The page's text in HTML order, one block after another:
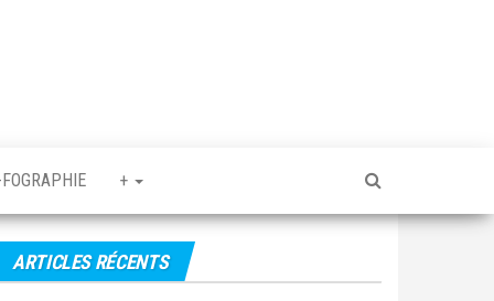
+
ARTICLES RÉCENTS